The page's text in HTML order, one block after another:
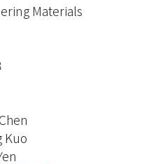
Materials
Kuo